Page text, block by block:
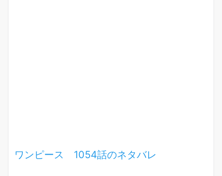
ワンピース 1054話のネタバレ